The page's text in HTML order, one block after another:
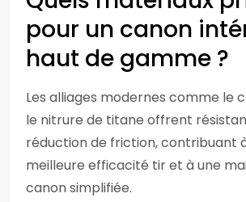
pour un canon
haut de gamme ?
Les alliages modernes comme le
le nitrure de titane offrent
réduction de friction, contribuant
meilleure efficacité tir et à une
canon simplifiée.